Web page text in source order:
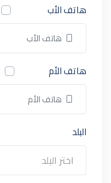
هاتف الأب
هاتف الأم
البلد
اختر البلد